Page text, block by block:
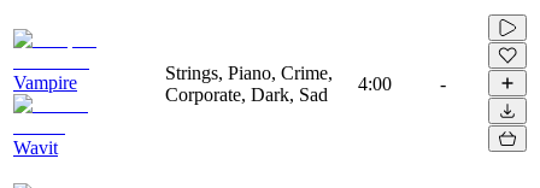
Vampire
Wavit
Strings, Piano, Crime,
Corporate, Dark, Sad
4:00 -